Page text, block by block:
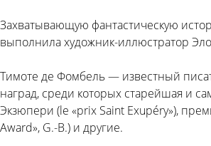
Захватывающую фантастическую
выполнила художник-иллюстратор
Тимоте де Фомбель — известный
наград, среди которых старейшая и
Экзюпери (le «prix Saint Exupéry»),
Award», G.-B.) и другие.